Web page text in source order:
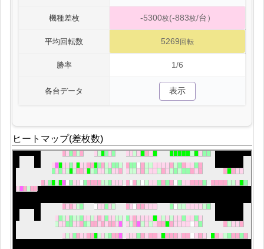
機種差枚 -5300枚(-883枚/台）
平均回転数 5269 回転
勝率 1/6
各台データ 表示
ヒートマップ(差枚数)